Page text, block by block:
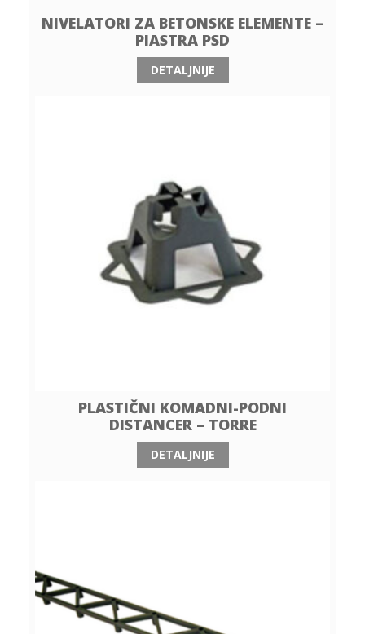
NIVELATORI ZA BETONSKE ELEMENTE –
PIASTRA PSD
DETALJNIJE
PLASTIČNI KOMADNI-PODNI
DISTANCER – TORRE
DETALJNIJE